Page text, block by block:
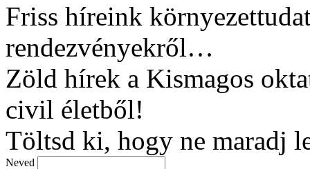
Friss híreink
rendezvényekről…
Zöld hírek a Kismagos
civil életből!
Töltsd ki, hogy ne maradj
Neved